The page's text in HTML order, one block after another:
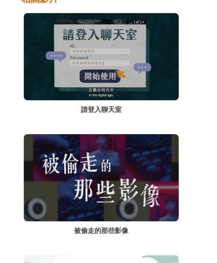
請登入聊天室
被偷走的那些影像